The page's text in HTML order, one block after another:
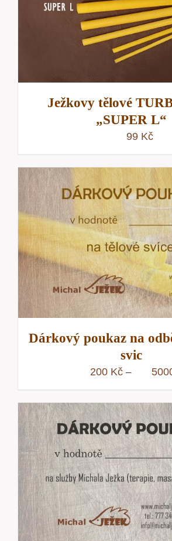
Ježkovy tělové
„SUPER L“
99 Kč
Dárkový poukaz na
svic
200 Kč –